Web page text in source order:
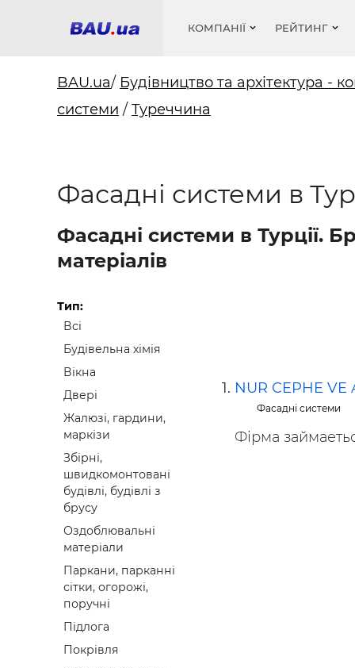
КОМПАНІЇ
Фарби,
РЕЙТИНГ
Медіа
Меблі
BAU.ua/ Будівництво та архітектура -
системи / Туреччина
Фасадні системи в
Фасадні системи в Турції.
матеріалів
Тип:
Всі
Будівельна хімія
Вікна
Двері
Жалюзі, гардини,
маркізи
Збірні,
швидкомонтовані
будівлі, будівлі з
брусу
Оздоблювальні
матеріали
Паркани, парканні
сітки, огорожі,
поручні
Підлога
Покрівля
NUR CEPHE
Фасадні системи
Фірма